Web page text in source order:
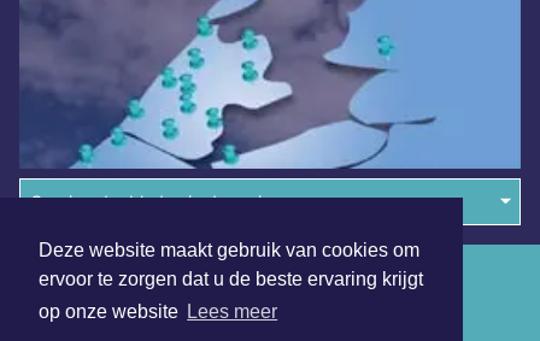
Deze website maakt gebruik van cookies om
ervoor te zorgen dat u de beste ervaring krijgt
op onze website Lees meer
Overige dagbladen in de regio
Algemene voorwaarden
Disclaimer